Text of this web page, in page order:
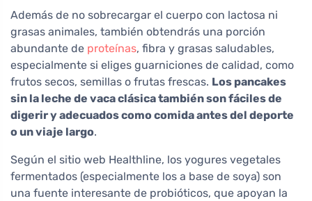
Además de no sobrecargar el cuerpo con lactosa ni
grasas animales, también obtendrás una porción
abundante de proteínas, fibra y grasas saludables,
especialmente si eliges guarniciones de calidad, como
frutos secos, semillas o frutas frescas. Los pancakes
sin la leche de vaca clásica también son fáciles de
digerir y adecuados como comida antes del deporte
o un viaje largo.
Según el sitio web Healthline, los yogures vegetales
fermentados (especialmente los a base de soya) son
una fuente interesante de probióticos, que apoyan la